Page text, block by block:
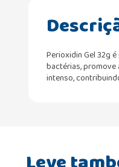
Perioxidin Gel 32g
bactérias, promove
intenso,